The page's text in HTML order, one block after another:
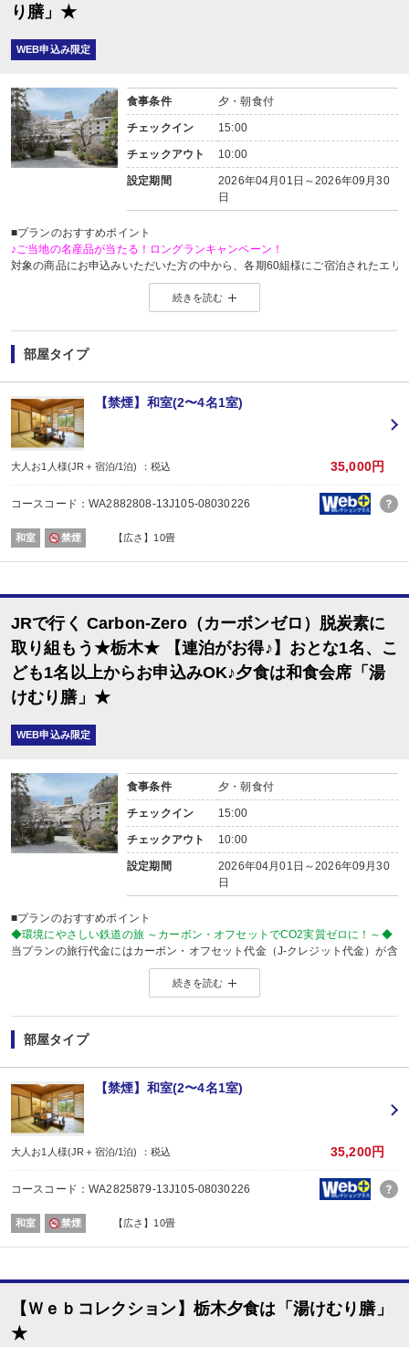
場所:
レストラン
内容:
和食会席「湯けむり膳」
場所:
レストラン
内容:
和食
り膳」★
WEB申込み限定
食事条件 夕・朝食付
チェックイン 15:00
チェックアウト 10:00
設定期間
2026年04月01日～2026年09月30
日
■プランのおすすめポイント
♪ご当地の名産品が当たる！ロングランキャンペーン！
対象の商品にお申込みいただいた方の中から、各期60組様にご宿泊されたエリ
※当選した方には各期終了後の翌月中旬頃にメールにてご連絡いたします。
当選した場合は、ご当地名産品発送のため、お客様の氏名・住所・電話番
ご当地名産品発送以外の目的では使用いたしません。
※「＠nta.co.jp」よりメールをお送りいたしますので、ドメイン受信設定を
※
ご当地名産品キャンペーンサイト 詳しくはこちら
【お楽しみメニュー】
・夕食時、ビール中瓶2人で1本又は日本酒1合又はソフトドリンク1杯付
・誕生日・結婚記念日・賀寿のご旅行の場合、ちょっぴりお楽しみ又は記念写
※記念日の前後1週間が宿泊期間中に含まれる場合に限ります。証明できるも
※予約条件入力の画面でチェックを入れてください。
おとな1名＋こども1名ご利用でも、お子様はこども代金でOK♪
※通常「おとな1名＋こども1名」で2名1室ご利用の場合、お子様はおとなと同
【川治湯元駅～お宿間 送迎のご案内 ※要事前予約】
（13：00～18：00／要事前予約）
※ご希望のお客様は、ご予約日の翌日以降にお客様自身で宿泊施設にご連絡く
■夕食
場所:
レストラン
内容:
【時間】18：00～又は18：30～又は19：00～
■朝食
場所:
内容:
【時間】7：30～又は8：00～
続きを読む
部屋タイプ
【禁煙】和室(2〜4名1室)
大人お1人様(JR＋宿泊/1泊) ：税込 35,000円
コースコード：WA2882808-13J105-08030226
和室 禁煙 【広さ】10畳
JRで行く Carbon-Zero（カーボンゼロ）脱炭素に
取り組もう★栃木★ 【連泊がお得♪】おとな1名、こ
ども1名以上からお申込みOK♪夕食は和食会席「湯
けむり膳」★
WEB申込み限定
食事条件 夕・朝食付
チェックイン 15:00
チェックアウト 10:00
設定期間
2026年04月01日～2026年09月30
日
■プランのおすすめポイント
◆環境にやさしい鉄道の旅 ～カーボン・オフセットでCO2実質ゼロに！～◆
当プランの旅行代金にはカーボン・オフセット代金（J-クレジット代金）が含
森林保全に役立てられます。
旅行の移動で排出されるCO2を埋め合わせ（オフセット）出来る仕組みとなっ
※カーボン・オフセットについて、詳しくはこちら
※購入先：東武鉄道者有林
※J-クレジット制度とは…省エネルギー機器の導入や森林経営などの取組みに
J-クレジットの購入は、地域の森林整備を応援することに繋がります。
【連泊がお得♪】
2泊以上でお申し込みできる、お得なプランです。
※1泊でのご予約はできません。
※すべての宿泊日が同一条件となります。
【お楽しみメニュー】
・誕生日・結婚記念日・賀寿のご旅行の場合、ちょっぴりお楽しみ又は記念写
※記念日の前後1週間が宿泊期間中に含まれる場合に限ります。証明できるも
※予約条件入力の画面でチェックを入れてください。
2名1室ご利用の場合、
※通常「おとな1名＋こども1名」で2名1室ご利用の場合、お子様はおとなと同
続きを読む
部屋タイプ
【禁煙】和室(2〜4名1室)
大人お1人様(JR＋宿泊/1泊) ：税込 35,200円
コースコード：WA2825879-13J105-08030226
和室 禁煙 【広さ】10畳
【Ｗｅｂコレクション】栃木夕食は「湯けむり膳」
★